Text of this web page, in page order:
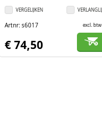
VERGELIJKEN
Artnr s6017 excl. btw
€ 74,50